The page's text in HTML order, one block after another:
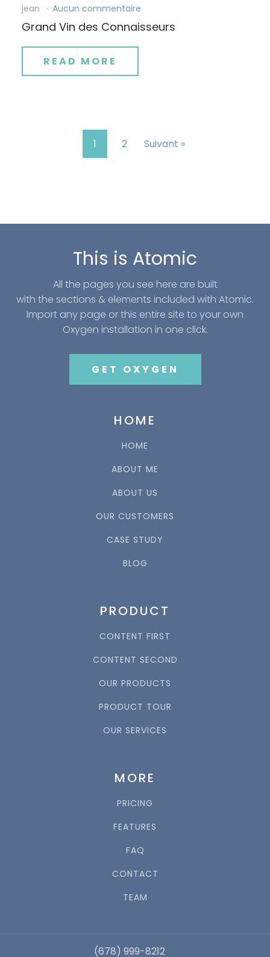
jean Aucun commentaire
Grand Vin des Connaisseurs
READ MORE
1 2 Suivant »
This is Atomic
All the pages you see here are built
with the sections & elements included with Atomic.
Import any page or this entire site to your own
Oxygen installation in one click.
GET OXYGEN
HOME
HOME
ABOUT ME
ABOUT US
OUR CUSTOMERS
CASE STUDY
BLOG
PRODUCT
CONTENT FIRST
CONTENT SECOND
OUR PRODUCTS
PRODUCT TOUR
OUR SERVICES
MORE
PRICING
FEATURES
FAQ
CONTACT
TEAM
(678) 999-8212